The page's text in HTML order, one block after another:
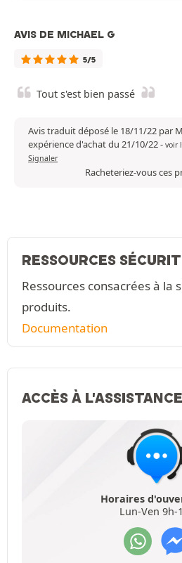
AVIS DE MICHAEL G
5/5
Tout s'est bien passé
Avis traduit déposé le 18/11/22 par
expérience d'achat du 21/10/22- voir
Signaler
Racheteriez-vous ces
RESSOURCES
Ressources consacrées à la
produits.
Documentation
ACCÈS À L'ASSISTANCE
Horaires
Lun-Ven 9h-